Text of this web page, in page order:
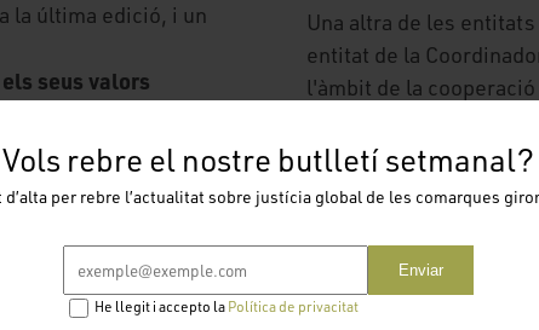
Vols rebre el nostre butlletí setmanal?
d’alta per rebre l’actualitat sobre justícia global de les comarques
Enviar
He llegit i accepto la Política de privacitat
la última edició, i un
seus valors
la pau. El projecte
i avui és
contrària. Per això
i compromís
i Vilar. L'alcalde
a mirar més
reptes globals.
Una altra de les
entitat de la
l'àmbit de la
participació molt
reconegut l’Associació
i Europa Direct Girona
Paral.lelament, ahir es
comú”, que repassa
de donar a conèixer la